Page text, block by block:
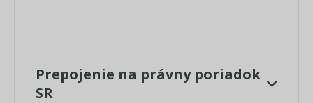
Prepojenie na právny poriadok
SR